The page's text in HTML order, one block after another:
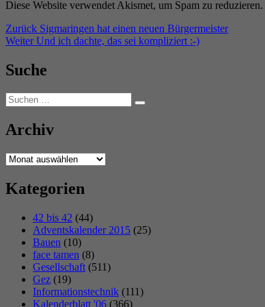
Diese Website verwendet Akismet, um Spam zu reduzieren.
Beitragsnavigation
Zurück Vorheriger
Beitrag:
Sigmaringen hat einen neuen Bürgermeister
Weiter Nächster
Und ich dachte, das sei kompliziert :-)
Suche
Suchen
nach:
Suchen
Archiv
Archiv
Kategorien
42 bis 42 (44)
Adventskalender 2015 (25)
Bauen (10)
face tamen (8)
Gesellschaft (511)
Gez (19)
Informationstechnik (111)
Kalenderblatt '06 (366)